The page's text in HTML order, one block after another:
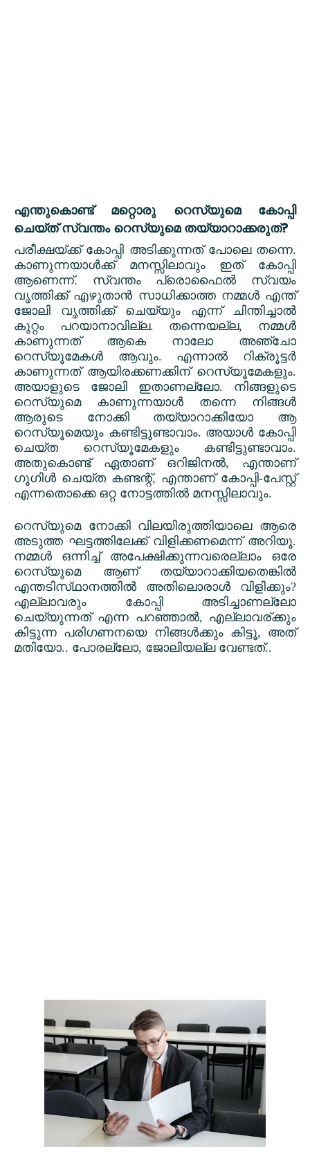
എന്തുകൊണ്ട് മറ്റൊരു റെസ്യുമെ കോപ്പി
ചെയ്ത് സ്വന്തം റെസ്യുമെ തയ്യാറാക്കരുത്?
പരീക്ഷയ്ക്ക് കോപ്പി അടിക്കുന്നത് പോലെ തന്നെ.
കാണുന്നയാൾക്ക് മനസ്സിലാവും ഇത് കോപ്പി
ആണെന്ന്. സ്വന്തം പ്രൊഫൈൽ സ്വയം
വൃത്തിക്ക് എഴുതാൻ സാധിക്കാത്ത നമ്മൾ എന്ത്
ജോലി വൃത്തിക്ക് ചെയ്യും എന്ന് ചിന്തിച്ചാൽ
കുറ്റം പറയാനാവില്ല. തന്നെയല്ല, നമ്മൾ
കാണുന്നത് ആകെ നാലോ അഞ്ചോ
റെസ്യൂമേകൾ ആവും. എന്നാൽ റിക്രൂട്ടർ
കാണുന്നത് ആയിരക്കണക്കിന് റെസ്യൂമേകളും.
അയാളുടെ ജോലി ഇതാണല്ലോ. നിങ്ങളുടെ
റെസ്യുമെ കാണുന്നയാൾ തന്നെ നിങ്ങൾ
ആരുടെ നോക്കി തയ്യാറാക്കിയോ ആ
റെസ്യൂമെയും കണ്ടിട്ടുണ്ടാവാം. അയാൾ കോപ്പി
ചെയ്ത റെസ്യൂമേകളും കണ്ടിട്ടുണ്ടാവാം.
അതുകൊണ്ട് ഏതാണ് ഒറിജിനൽ, എന്താണ്
ഗൂഗിൾ ചെയ്ത കണ്ടന്റ്, എന്താണ് കോപ്പി-പേസ്റ്റ്
എന്നതൊക്കെ ഒറ്റ നോട്ടത്തിൽ മനസ്സിലാവും.
റെസ്യുമെ നോക്കി വിലയിരുത്തിയാലെ ആരെ
അടുത്ത ഘട്ടത്തിലേക്ക് വിളിക്കണമെന്ന് അറിയൂ.
നമ്മൾ ഒന്നിച്ച് അപേക്ഷിക്കുന്നവരെല്ലാം ഒരേ
റെസ്യുമെ ആണ് തയ്യാറാക്കിയതെങ്കിൽ
എന്തടിസ്‌ഥാനത്തിൽ അതിലൊരാൾ വിളിക്കും?
എല്ലാവരും കോപ്പി അടിച്ചാണല്ലോ
ചെയ്യുന്നത് എന്ന പറഞ്ഞാൽ, എല്ലാവര്ക്കും
കിട്ടുന്ന പരിഗണനയെ നിങ്ങൾക്കും കിട്ടൂ, അത്
മതിയോ.. പോരല്ലോ, ജോലിയല്ല വേണ്ടത്..